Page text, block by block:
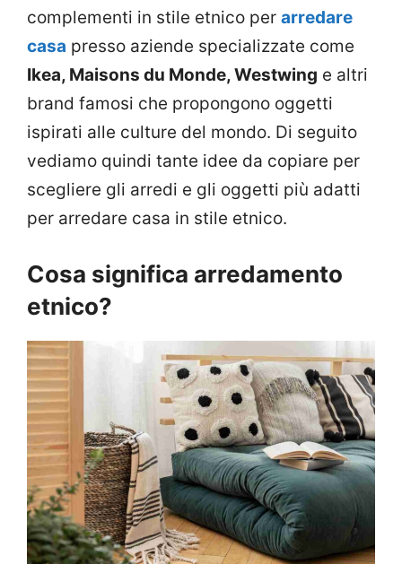
complementi in stile etnico per arredare
casa presso aziende specializzate come
Ikea, Maisons du Monde, Westwing e altri
brand famosi che propongono oggetti
ispirati alle culture del mondo. Di seguito
vediamo quindi tante idee da copiare per
scegliere gli arredi e gli oggetti più adatti
per arredare casa in stile etnico.
Cosa significa arredamento
etnico?